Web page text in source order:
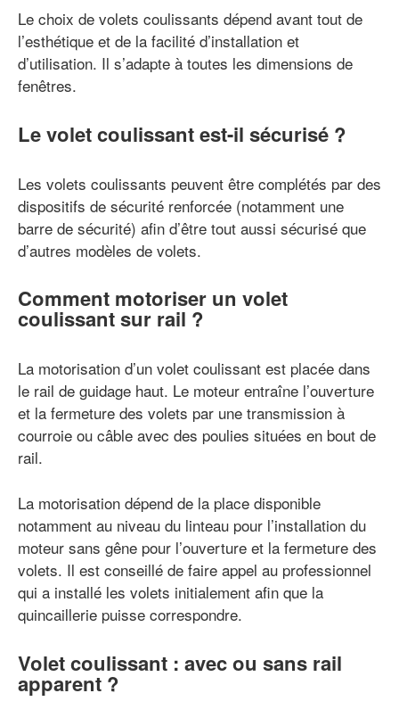
Le choix de volets coulissants dépend avant tout de
l’esthétique et de la facilité d’installation et
d’utilisation. Il s’adapte à toutes les dimensions de
fenêtres.
Le volet coulissant est-il sécurisé ?
Les volets coulissants peuvent être complétés par des
dispositifs de sécurité renforcée (notamment une
barre de sécurité) afin d’être tout aussi sécurisé que
d’autres modèles de volets.
Comment motoriser un volet
coulissant sur rail ?
La motorisation d’un volet coulissant est placée dans
le rail de guidage haut. Le moteur entraîne l’ouverture
et la fermeture des volets par une transmission à
courroie ou câble avec des poulies situées en bout de
rail.
La motorisation dépend de la place disponible
notamment au niveau du linteau pour l’installation du
moteur sans gêne pour l’ouverture et la fermeture des
volets. Il est conseillé de faire appel au professionnel
qui a installé les volets initialement afin que la
quincaillerie puisse correspondre.
Volet coulissant : avec ou sans rail
apparent ?